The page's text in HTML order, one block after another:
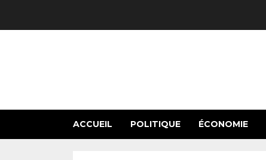
ACCUEIL POLITIQUE ÉCONOMIE